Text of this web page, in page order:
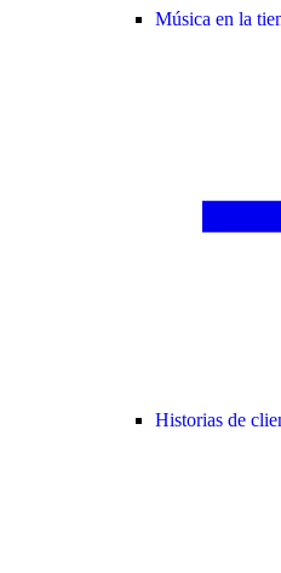
Música en la
Historias de